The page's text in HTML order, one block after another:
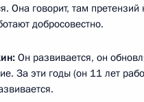
Она говорит, там претензий
добросовестно.
Он развивается, он
За эти годы (он 11 лет